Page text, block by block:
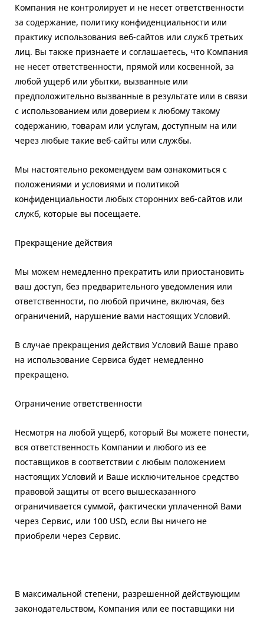
Компания не контролирует и не несет ответственности
за содержание, политику конфиденциальности или
практику использования веб-сайтов или служб третьих
лиц. Вы также признаете и соглашаетесь, что Компания
не несет ответственности, прямой или косвенной, за
любой ущерб или убытки, вызванные или
предположительно вызванные в результате или в связи
с использованием или доверием к любому такому
содержанию, товарам или услугам, доступным на или
через любые такие веб-сайты или службы.
Мы настоятельно рекомендуем вам ознакомиться с
положениями и условиями и политикой
конфиденциальности любых сторонних веб-сайтов или
служб, которые вы посещаете.
Прекращение действия
Мы можем немедленно прекратить или приостановить
ваш доступ, без предварительного уведомления или
ответственности, по любой причине, включая, без
ограничений, нарушение вами настоящих Условий.
В случае прекращения действия Условий Ваше право
на использование Сервиса будет немедленно
прекращено.
Ограничение ответственности
Несмотря на любой ущерб, который Вы можете понести,
вся ответственность Компании и любого из ее
поставщиков в соответствии с любым положением
настоящих Условий и Ваше исключительное средство
правовой защиты от всего вышесказанного
ограничивается суммой, фактически уплаченной Вами
через Сервис, или 100 USD, если Вы ничего не
приобрели через Сервис.
В максимальной степени, разрешенной действующим
законодательством, Компания или ее поставщики ни